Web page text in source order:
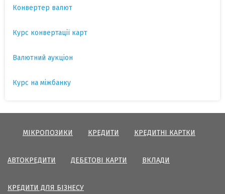
Конвертер валют
Курс конвертації карт
Валютний аукціон
Курс на міжбанку
МІКРОПОЗИКИ КРЕДИТИ КРЕДИТНІ КАРТКИ
АВТОКРЕДИТИ ДЕБЕТОВІ КАРТИ ВКЛАДИ
КРЕДИТИ ДЛЯ БІЗНЕСУ